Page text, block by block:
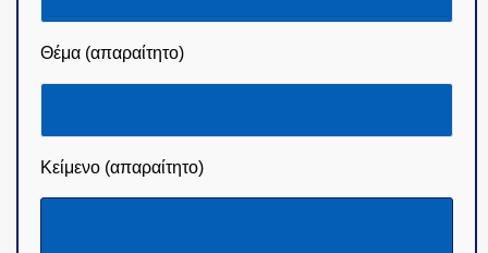
Θέμα (απαραίτητο)
Κείμενο (απαραίτητο)